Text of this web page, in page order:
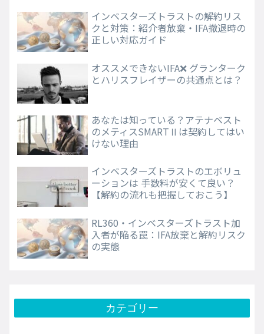
インベスターズトラストの解約リス
クと対策：紹介者放棄・IFA撤退時の
正しい対応ガイド
オススメできないIFA❌ グランターク
とハリスフレイザーの共通点とは？
あなたは知っている？アテナベスト
のメティスSMARTⅡは契約してはい
けない理由
インベスターズトラストのエボリュ
ーションは 手数料が安くて良い？
【解約の流れも把握しておこう】
RL360・インベスターズトラスト加
入者が陥る罠：IFA放棄と解約リスク
の実態
カテゴリー